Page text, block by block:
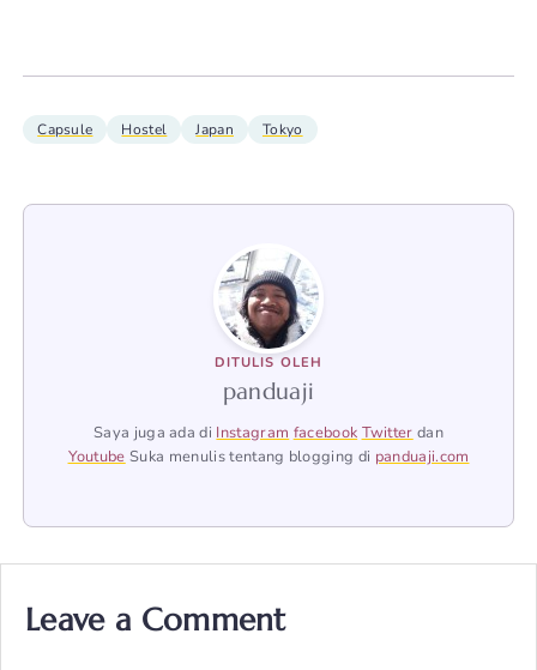
Capsule Hostel Japan Tokyo
DITULIS OLEH
panduaji
Saya juga ada di Instagram facebook Twitter dan
Youtube Suka menulis tentang blogging di panduaji.com
Leave a Comment